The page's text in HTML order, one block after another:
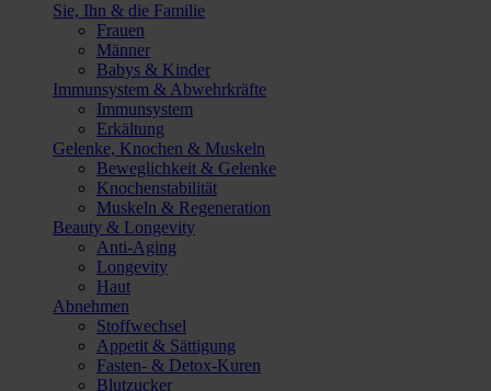
Sie, Ihn & die Familie
Frauen
Männer
Babys & Kinder
Immunsystem & Abwehrkräfte
Immunsystem
Erkältung
Gelenke, Knochen & Muskeln
Beweglichkeit & Gelenke
Knochenstabilität
Muskeln & Regeneration
Beauty & Longevity
Anti-Aging
Longevity
Haut
Abnehmen
Stoffwechsel
Appetit & Sättigung
Fasten- & Detox-Kuren
Blutzucker